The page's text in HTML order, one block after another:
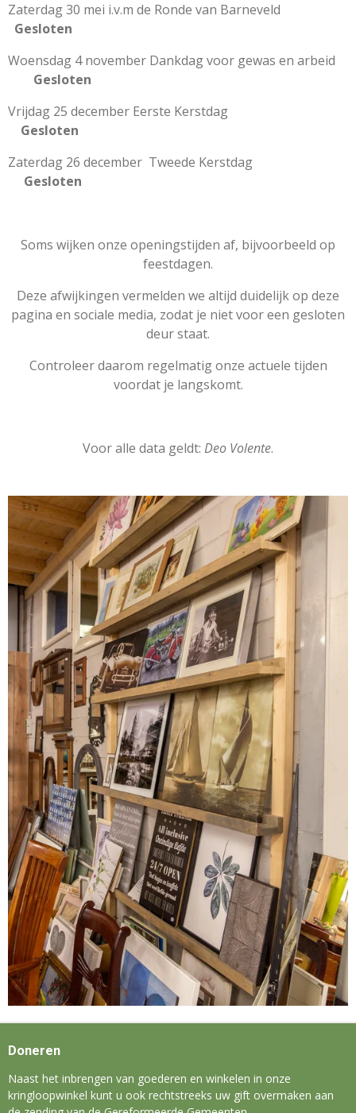
Zaterdag 30 mei i.v.m de Ronde van Barneveld
Gesloten
Woensdag 4 november Dankdag voor gewas en arbeid
Gesloten
Vrijdag 25 december Eerste Kerstdag
Gesloten
Zaterdag 26 december Tweede Kerstdag
Gesloten
Soms wijken onze openingstijden af, bijvoorbeeld op
feestdagen.
Deze afwijkingen vermelden we altijd duidelijk op deze
pagina en sociale media, zodat je niet voor een gesloten
deur staat.
Controleer daarom regelmatig onze actuele tijden
voordat je langskomt.
Voor alle data geldt: Deo Volente.
Doneren
Naast het inbrengen van goederen en winkelen in onze
kringloopwinkel kunt u ook rechtstreeks uw gift overmaken aan